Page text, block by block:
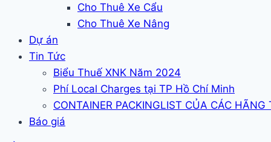
Cho Thuê Xe Cẩu
Cho Thuê Xe Nâng
Dự án
Tin Tức
Biểu Thuế XNK Năm 2024
Phí Local Charges tại TP Hồ Chí Minh
CONTAINER PACKINGLIST CỦA CÁC HÃNG
Báo giá